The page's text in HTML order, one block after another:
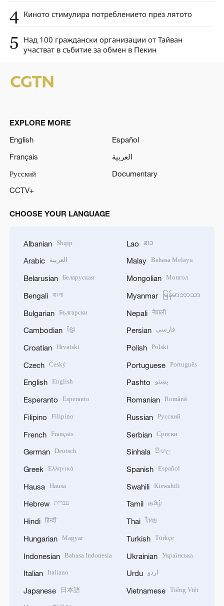
4 Киното стимулира потреблението през лятото
5 Над 100 граждански организации от Тайван
участват в събитие за обмен в Пекин
EXPLORE MORE
English
Español
Français
العربية
Русский
Documentary
CCTV+
CHOOSE YOUR LANGUAGE
Albanian Shqip
Arabic العربية
Belarusian Беларуская
Bengali বাংলা
Bulgarian Български
Cambodian ខ្មែរ
Croatian Hrvatski
Czech Český
English English
Esperanto Esperanto
Filipino Filipino
French Français
German Deutsch
Greek Ελληνικά
Hausa Hausa
Hebrew עברית
Hindi हिन्दी
Hungarian Magyar
Indonesian Bahasa Indonesia
Italian Italiano
Japanese 日本語
Lao ລາວ
Malay Bahasa Melayu
Mongolian Монгол
Myanmar မြန်မာဘာသာ
Nepali नेपाली
Persian فارسی
Polish Polski
Portuguese Português
Pashto پښتو
Romanian Română
Russian Русский
Serbian Српски
Sinhala සිංහල
Spanish Español
Swahili Kiswahili
Tamil தமிழ்
Thai ไทย
Turkish Türkçe
Ukrainian Українська
Urdu اردو
Vietnamese Tiếng Việt